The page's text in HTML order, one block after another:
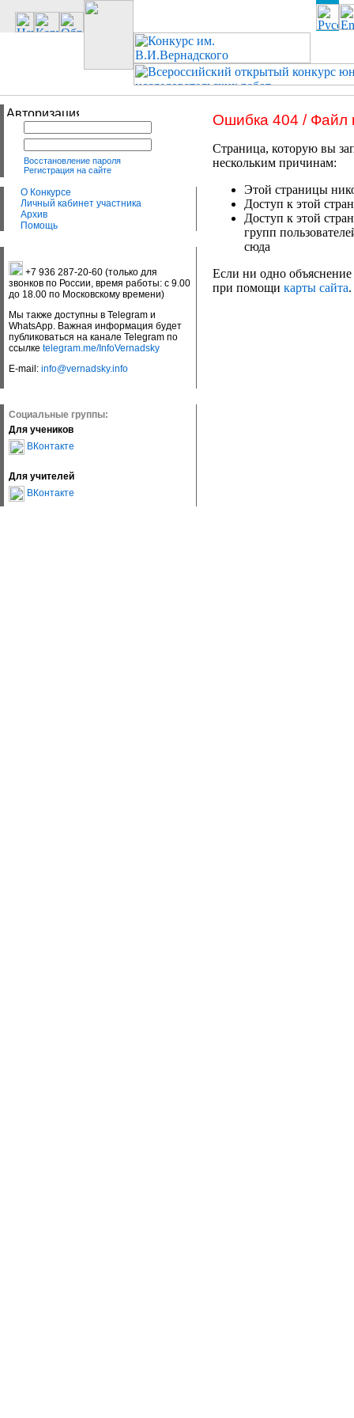
Восстановление пароля
Регистрация на сайте
О Конкурсе
Личный кабинет участника
Архив
Помощь
+7 936 287-20-60 (только для
звонков по России, время работы: с 9.00
до 18.00 по Московскому времени)
Мы также доступны в Telegram и
WhatsApp. Важная информация будет
публиковаться на канале Telegram по
ссылке telegram.me/InfoVernadsky
E-mail: info@vernadsky.info
Социальные группы:
Для учеников
ВКонтакте
Для учителей
ВКонтакте
Ошибка 404 / Файл
Страница, которую вы
нескольким причинам:
Этой страницы
Доступ к этой
Доступ к этой
групп
сюда
Если ни одно объяснение
при помощи карты сайта.